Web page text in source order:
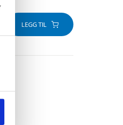
LEGG TIL